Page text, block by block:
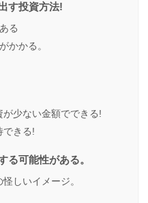
す投資方法!
る
かかる。
が少ない金額でできる!
できる!
る可能性がある。
しいイメージ。